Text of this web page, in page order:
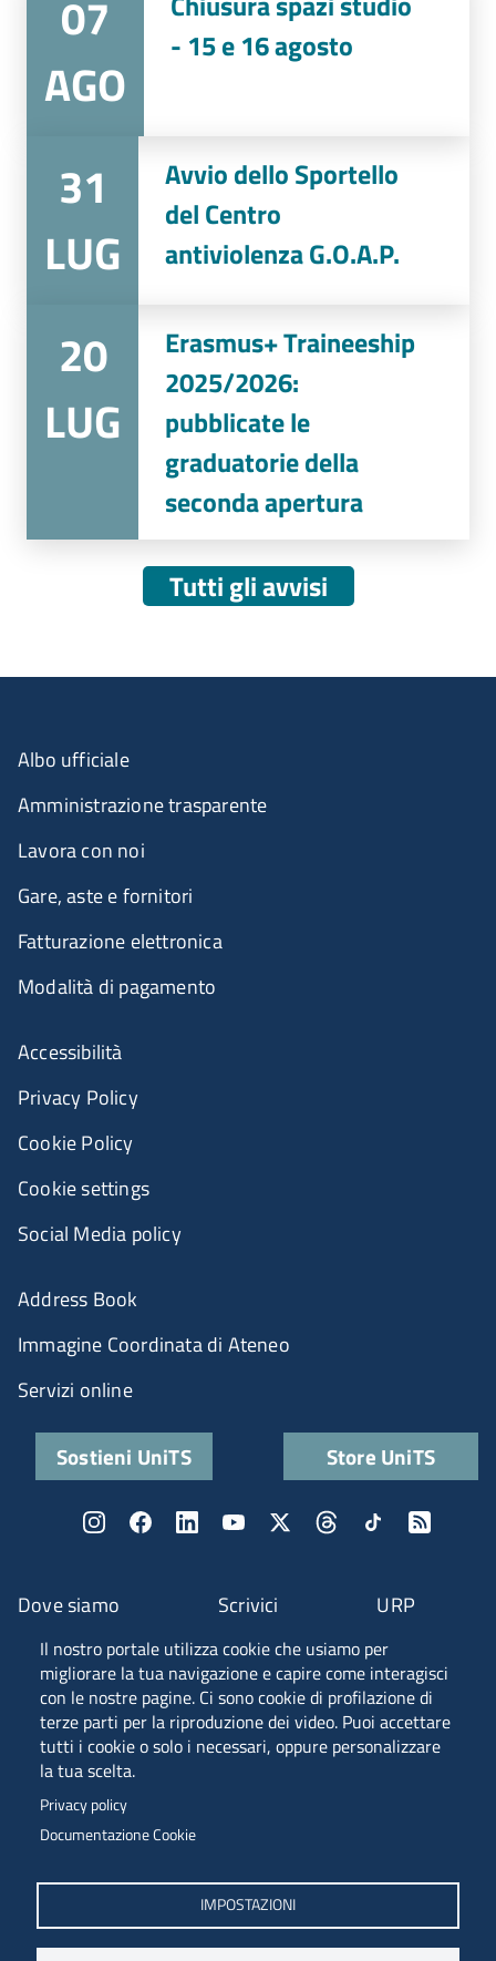
07
AGO
- 15 e 16 agosto
31
LUG
Avvio dello Sportello
del Centro
antiviolenza G.O.A.P.
20
LUG
Erasmus+ Traineeship
2025/2026:
pubblicate le
graduatorie della
seconda apertura
Tutti gli avvisi
Il nostro portale utilizza cookie che usiamo per
migliorare la tua navigazione e capire come interagisci
con le nostre pagine. Ci sono cookie di profilazione di
terze parti per la riproduzione dei video. Puoi accettare
tutti i cookie o solo i necessari, oppure personalizzare
la tua scelta.
Privacy policy
Documentazione Cookie
IMPOSTAZIONI
Piazzale Europa, 1 - 34127 - Trieste, Italia -
Tel. +39 040 558 7111 - P.IVA 00211830328
C.F. 80013890324 - P.E.C. ateneo@pec.units.it
Fascia A ANVUR
Dove siamo Scrivici URP
Albo ufficiale
Amministrazione trasparente
Lavora con noi
Gare, aste e fornitori
Fatturazione elettronica
Modalità di pagamento
Accessibilità
Privacy Policy
Cookie Policy
Cookie settings
Social Media policy
Address Book
Immagine Coordinata di Ateneo
Servizi online
Sostieni UniTS Store UniTS